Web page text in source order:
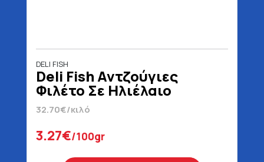
DELI FISH
Deli Fish Αντζούγιες
Φιλέτο Σε Ηλιέλαιο
32.70€/κιλό
3.27€/100gr